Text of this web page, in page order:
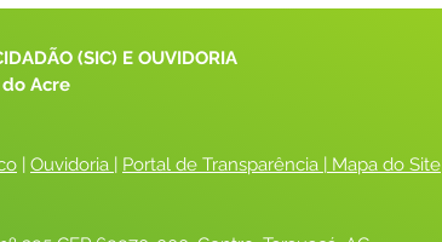
(SIC) E OUVIDORIA
Acre
| Ouvidoria | Portal de Transparência | Mapa do Site